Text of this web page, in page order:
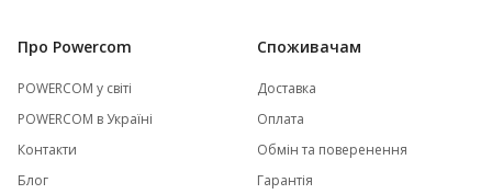
Про Powercom
POWERCOM у світі
POWERCOM в Україні
Контакти
Блог
Споживачам
Доставка
Оплата
Обмін та поверенення
Гарантія